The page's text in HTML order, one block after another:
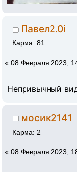
Павел2.0i
Карма: 81
« 08 Февраля 2023,
Непривычный
мосик2141
Карма: 2
« 08 Февраля 2023,